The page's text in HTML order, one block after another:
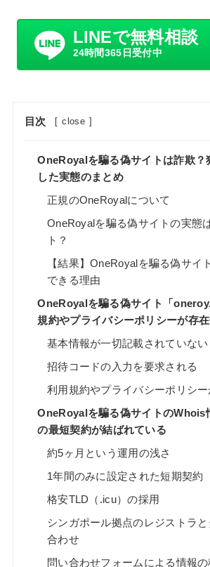
LINEで無料相談
24時間365日受付中
目次 [ close ]
OneRoyalを騙る偽サイトは詐欺？
した実態のまとめ
正規のOneRoyalについて
OneRoyalを騙る偽サイトの実態
ト？
【結果】OneRoyalを騙る偽サイ
できる理由
OneRoyalを騙る偽サイト「
規約やプライバシーポリシーが存
基本情報が一切記載されていない
招待コードの入力を要求される
利用規約やプライバシーポリシ
OneRoyalを騙る偽サイトのWhois
の最短契約が結ばれている
約5ヶ月という運用の浅さ
1年間のみに設定された短期契約
格安TLD（.icu）の採用
シンガポール拠点のレジストラ
合わせ
問い合わせフォームによる情報の